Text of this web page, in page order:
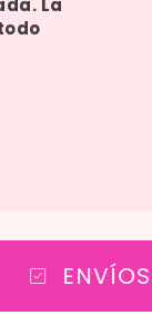
La
ENVÍOS